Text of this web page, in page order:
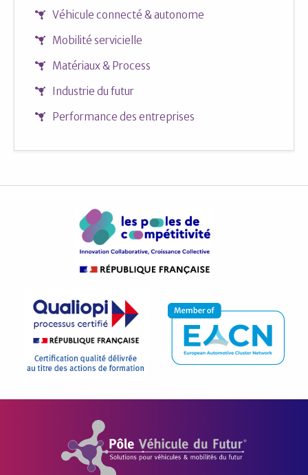
Véhicule connecté & autonome
Mobilité servicielle
Matériaux & Process
Industrie du futur
Performance des entreprises
Pôle Véhicule du Futur